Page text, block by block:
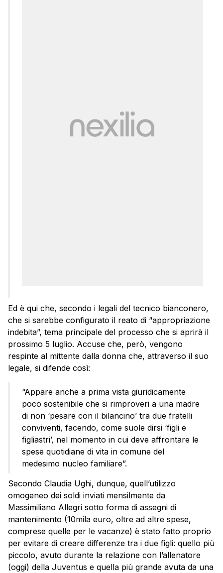
Ed è qui che, secondo i legali del tecnico bianconero,
che si sarebbe configurato il reato di “appropriazione
indebita”, tema principale del processo che si aprirà il
prossimo 5 luglio. Accuse che, però, vengono
respinte al mittente dalla donna che, attraverso il suo
legale, si difende così:
“Appare anche a prima vista giuridicamente
poco sostenibile che si rimproveri a una madre
di non ‘pesare con il bilancino’ tra due fratelli
conviventi, facendo, come suole dirsi ‘figli e
figliastri’, nel momento in cui deve affrontare le
spese quotidiane di vita in comune del
medesimo nucleo familiare”.
Secondo Claudia Ughi, dunque, quell’utilizzo
omogeneo dei soldi inviati mensilmente da
Massimiliano Allegri sotto forma di assegni di
mantenimento (10mila euro, oltre ad altre spese,
comprese quelle per le vacanze) è stato fatto proprio
per evitare di creare differenze tra i due figli: quello più
piccolo, avuto durante la relazione con l’allenatore
(oggi) della Juventus e quella più grande avuta da una